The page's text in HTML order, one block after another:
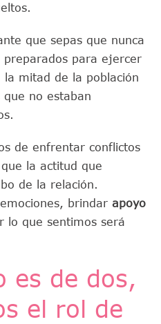
que sepas que nunca
para ejercer
la mitad de la población
que no estaban
de enfrentar conflictos
la actitud que
de la relación.
brindar apoyo
lo que sentimos será
es de dos,
el rol de